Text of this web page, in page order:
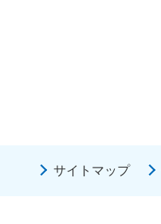
サイトマップ